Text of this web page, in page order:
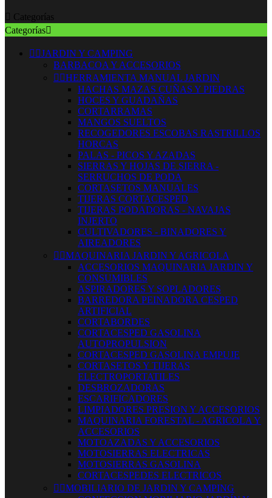
 Categorías
Categorías
 JARDIN Y CAMPING
BARBACOA Y ACCESORIOS
 HERRAMIENTA MANUAL JARDIN
HACHAS MAZAS CUÑAS Y PIEDRAS
HOCES Y GUADAÑAS
CORTARRAMAS
MANGOS SUELTOS
RECOGEDORES ESCOBAS RASTRILLOS
HORCAS
PALAS - PICOS Y AZADAS
SIERRAS Y HOJAS DE SIERRA -
SERRUCHOS DE PODA
CORTASETOS MANUALES
TIJERAS CORTACESPED
TIJERAS PODADORAS - NAVAJAS
INJERTO
CULTIVADORES - BINADORES Y
AIREADORES
 MAQUINARIA JARDIN Y AGRICOLA
ACCESORIOS MAQUINARIA JARDIN Y
CONSUMIBLES
ASPIRADORES Y SOPLADORES
BARREDORA PEINADORA CESPED
ARTIFICIAL
CORTABORDES
CORTACESPED GASOLINA
AUTOPROPULSION
CORTACESPED GASOLINA EMPUJE
CORTASETOS Y TIJERAS
ELECTROPORTATILES
DESBROZADORAS
ESCARIFICADORES
LIMPIADORES PRESION Y ACCESORIOS
MAQUINARIA FORESTAL - AGRICOLA Y
ACCESORIOS
MOTOAZADAS Y ACCESORIOS
MOTOSIERRAS ELECTRICAS
MOTOSIERRAS GASOLINA
CORTACESPEDES ELECTRICOS
 MOBILIARIO DE JARDIN Y CAMPING